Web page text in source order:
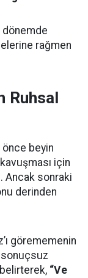
dönemde
rağmen
Ruhsal
önce beyin
için
Ancak sonraki
derinden
görememenin
belirterek, “Ve